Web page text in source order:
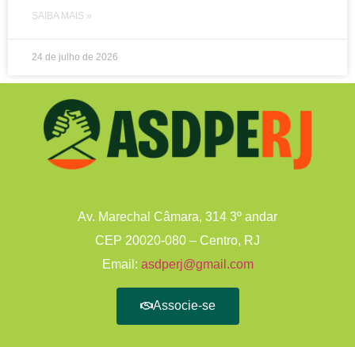
SAIBA MAIS »
24 de julho de 2026
Av. Marechal Câmara, 314 3º andar
CEP 20020-080 – Centro, RJ
Email: asdperj@gmail.com
Associe-se